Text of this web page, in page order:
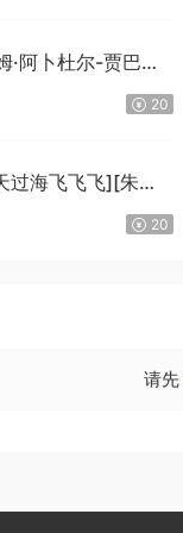
阿卜杜尔-贾巴尔/
8.64GiB]
20
海飞飞飞][朱莉·
幕]
20
请先